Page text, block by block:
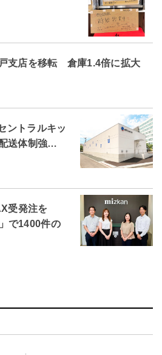
支店を移転 倉庫1.4倍に拡大
ントラルキッ
送体制強…
受発注を
で1400件の